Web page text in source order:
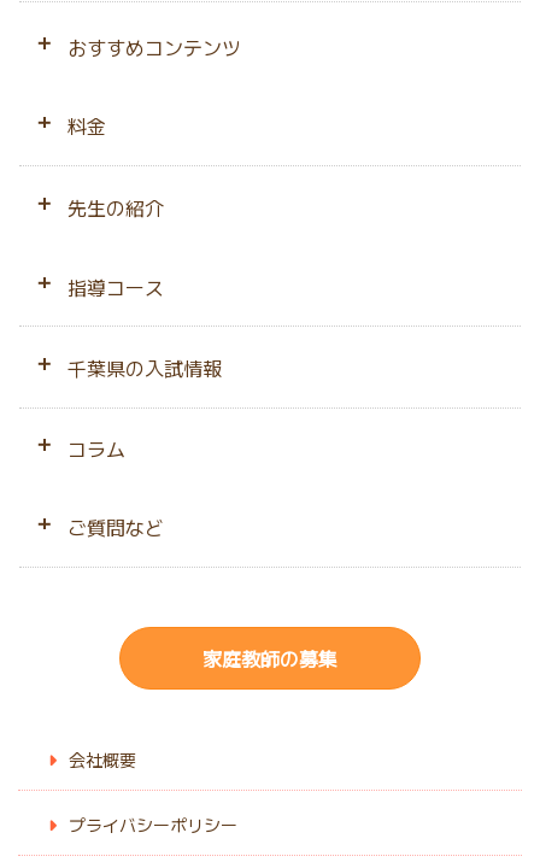
おすすめコンテンツ
はじめての方へ
千葉県専門の強み
無料の体験授業
料金
料金トップ
料金シミュレーション
母子家庭応援プラン
先生の紹介
先生のプロフィール
相性ピッタリ保障
指導コース
小学生
発達障害
千葉県の入試情報
中学入試
高校入試
コラム
お役立ちコラム
ご質問など
サイトマップ
家庭教師の募集
会社概要
プライバシーポリシー